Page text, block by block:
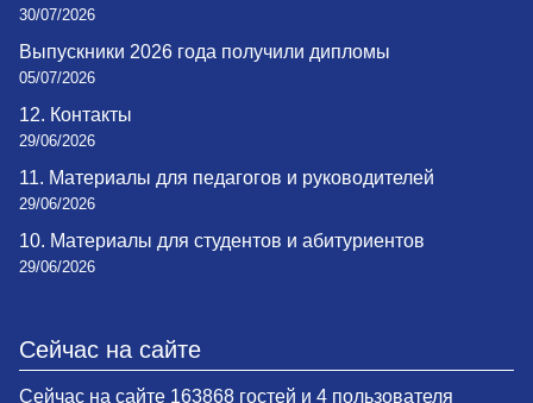
30/07/2026
Выпускники 2026 года получили дипломы
05/07/2026
12. Контакты
29/06/2026
11. Материалы для педагогов и руководителей
29/06/2026
10. Материалы для студентов и абитуриентов
29/06/2026
Сейчас на сайте
Сейчас на сайте 163868 гостей и 4 пользователя